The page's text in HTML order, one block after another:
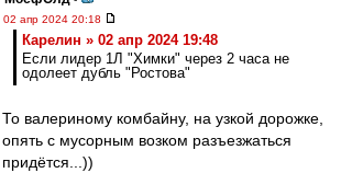
02 апр 2024 20:18
Карелин » 02 апр 2024 19:48
Если лидер 1Л "Химки" через 2 часа не
одолеет дубль "Ростова"
То валериному комбайну, на узкой дорожке,
опять с мусорным возком разъезжаться
придётся...))